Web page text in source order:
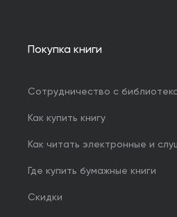
Покупка книги
Сотрудничество с
Как купить книгу
Как читать электронные и
Где купить бумажные книги
Скидки